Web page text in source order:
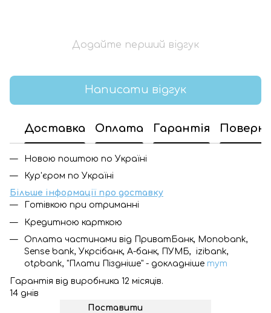
Додайте перший відгук
Написати відгук
Доставка Оплата Гарантія
Новою поштою по Україні
Кур'єром по Україні
Більше інформації про доставку
Готівкою при отриманні
Кредитною карткою
Оплата частинами від ПриватБанк, Monobank,
Sense bank, Укрсібанк, А-банк, ПУМБ, izibank,
otpbank, "Плати Піздніше" - докладніше тут
Гарантія від виробника 12 місяців.
14 днів
Поставити